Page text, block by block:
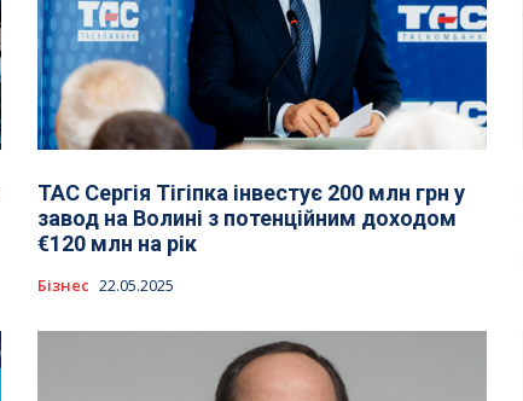
ТАС Сергія Тігіпка інвестує 200 млн грн у
завод на Волині з потенційним доходом
€120 млн на рік
Бізнес 22.05.2025